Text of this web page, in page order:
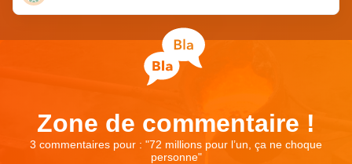
Zone de commentaire !
3 commentaires pour : "72 millions pour l’un, ça ne choque
personne"